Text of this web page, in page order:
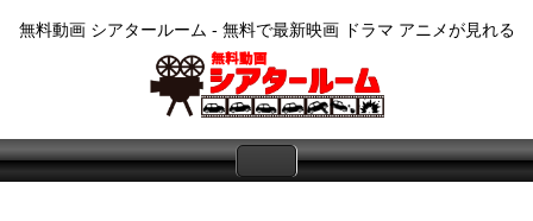
無料動画 シアタールーム - 無料で最新映画 ドラマ アニメが見れる